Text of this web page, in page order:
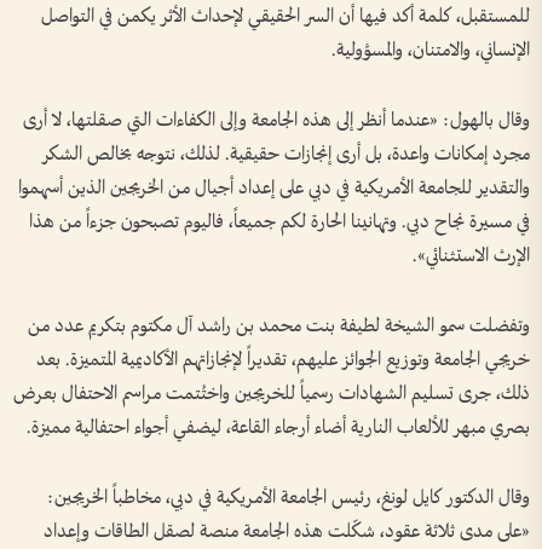
للمستقبل، كلمة أكد فيها أن السر الحقيقي لإحداث الأثر يكمن في التواصل
الإنساني، والامتنان، والمسؤولية.
وقال بالهول: «عندما أنظر إلى هذه الجامعة وإلى الكفاءات التي صقلتها، لا أرى
مجرد إمكانات واعدة، بل أرى إنجازات حقيقية. لذلك، نتوجه بخالص الشكر
والتقدير للجامعة الأمريكية في دبي على إعداد أجيال من الخريجين الذين أسهموا
في مسيرة نجاح دبي. وتهانينا الحارة لكم جميعاً، فاليوم تصبحون جزءاً من هذا
الإرث الاستثنائي».
وتفضلت سمو الشيخة لطيفة بنت محمد بن راشد آل مكتوم بتكريم عدد من
خريجي الجامعة وتوزيع الجوائز عليهم، تقديراً لإنجازاتهم الأكاديمية المتميزة. بعد
ذلك، جرى تسليم الشهادات رسمياً للخريجين واختُتمت مراسم الاحتفال بعرض
بصري مبهر للألعاب النارية أضاء أرجاء القاعة، ليضفي أجواء احتفالية مميزة.
وقال الدكتور كايل لونغ، رئيس الجامعة الأمريكية في دبي، مخاطباً الخريجين:
«على مدى ثلاثة عقود، شكّلت هذه الجامعة منصة لصقل الطاقات وإعداد